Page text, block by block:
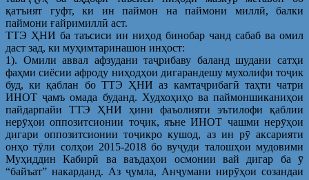
қатъият гуфт, ки ин паймон на паймони миллӣ, балки
паймони ғайримиллӣ аст.
ТТЭ ҲНИ ба таъсиси ин ниҳод бинобар чанд сабаб ва омил
даст зад, ки муҳимтаринашон инҳост:
1). Омили аввал афзудани таҷрибаву баланд шудани сатҳи
фаҳми сиёсии афроду ниҳодҳои дигарандешу мухолифи тоҷик
буд, ки қаблан бо ТТЭ ҲНИ аз камтаҷрибагӣ таҳти чатри
ИНОТ ҷамъ омада буданд. Худхоҳиҳо ва паймоншиканиҳои
пайдарпайи ТТЭ ҲНИ ҳини фаъолияти эътилофи қаблии
нерӯҳои оппозитсионии тоҷик, яъне ИНОТ чашми нерӯҳои
дигари оппозитсионии тоҷикро кушод, аз ин рӯ аксарияти
онҳо тӯли солҳои 2015-2018 бо вуҷуди талошҳои мудовими
Муҳиддин Кабирӣ ва ваъдаҳои осмонии вай дигар ба ӯ
“байъат” накарданд. Аз ҷумла, Анҷумани нирӯҳои созандаи